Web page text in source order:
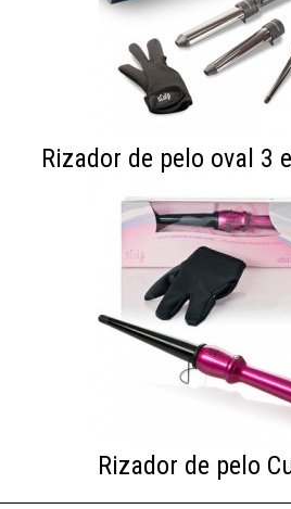
Rizador de pelo oval 3
Rizador de pelo